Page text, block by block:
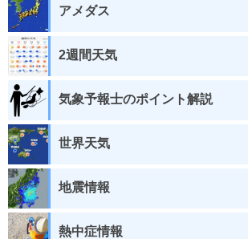
アメダス
2週間天気
気象予報士のポイント解説
世界天気
地震情報
熱中症情報